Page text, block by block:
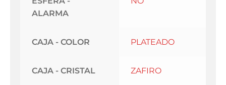
ALARMA
CAJA - COLOR PLATEADO
CAJA - CRISTAL ZAFIRO